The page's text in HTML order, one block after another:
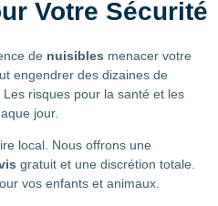
Votre Sécurité
de nuisibles menacer votre
engendrer des dizaines de
risques pour la santé et les
jour.
local. Nous offrons une
gratuit et une discrétion totale.
vos enfants et animaux.